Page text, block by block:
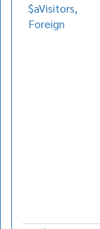
$aVisitors,
Foreign